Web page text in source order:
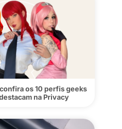
de cosplay para conhecer
Privacy